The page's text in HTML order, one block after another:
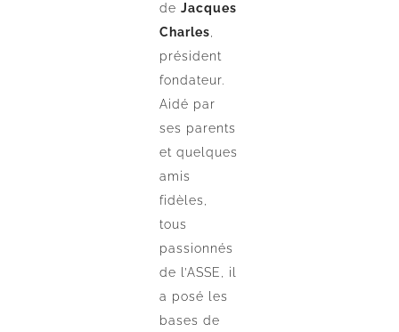
de Jacques
Charles
président
fondateur.
Aidé par
ses parents
et quelques
amis
fidèles,
tous
passionnés
de l’ASSE, il
a posé les
bases de